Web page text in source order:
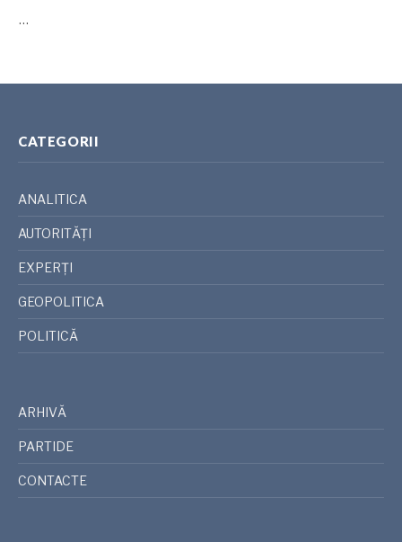
…
CATEGORII
ANALITICA
AUTORITĂȚI
EXPERȚI
GEOPOLITICA
POLITICĂ
ARHIVĂ
PARTIDE
CONTACTE